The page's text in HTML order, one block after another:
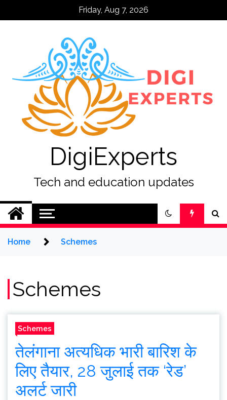
Friday, Aug 7, 2026
DigiExperts
Tech and education updates
Home Schemes
Schemes
Schemes
तेलंगाना अत्यधिक भारी बारिश के
लिए तैयार, 28 जुलाई तक ‘रेड’
अलर्ट जारी